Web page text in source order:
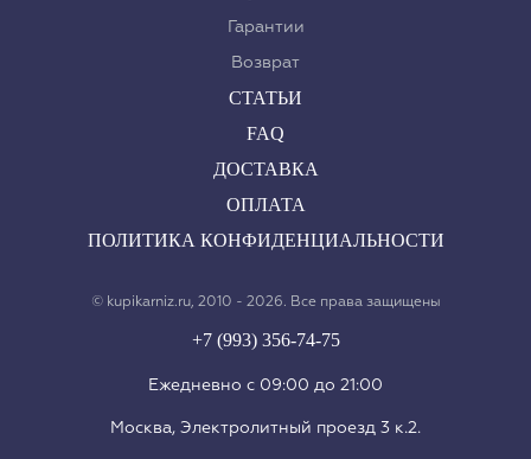
Гарантии
Возврат
СТАТЬИ
FAQ
ДОСТАВКА
ОПЛАТА
ПОЛИТИКА КОНФИДЕНЦИАЛЬНОСТИ
© kupikarniz.ru, 2010 - 2026. Все права защищены
+7 (993) 356-74-75
Eжедневно с 09:00 до 21:00
Москва, Электролитный проезд 3 к.2.